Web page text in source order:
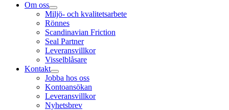
Om oss
Miljö- och kvalitetsarbete
Rönnes
Scandinavian Friction
Seal Partner
Leveransvillkor
Visselblåsare
Kontakt
Jobba hos oss
Kontoansökan
Leveransvillkor
Nyhetsbrev